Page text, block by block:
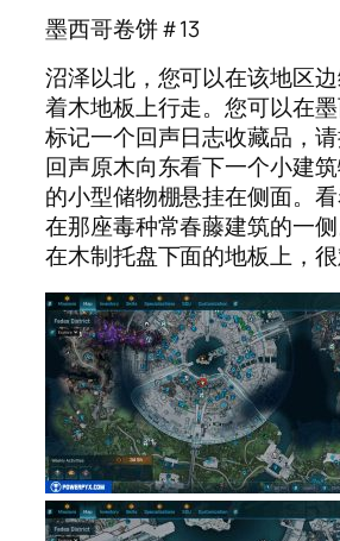
墨西哥卷饼＃13
沼泽以北，您可以在该地区
着木地板上行走。您可以在
标记一个回声日志收藏品，
回声原木向东看下一个小建
的小型储物棚悬挂在侧面。
在那座毒种常春藤建筑的一
在木制托盘下面的地板上，很